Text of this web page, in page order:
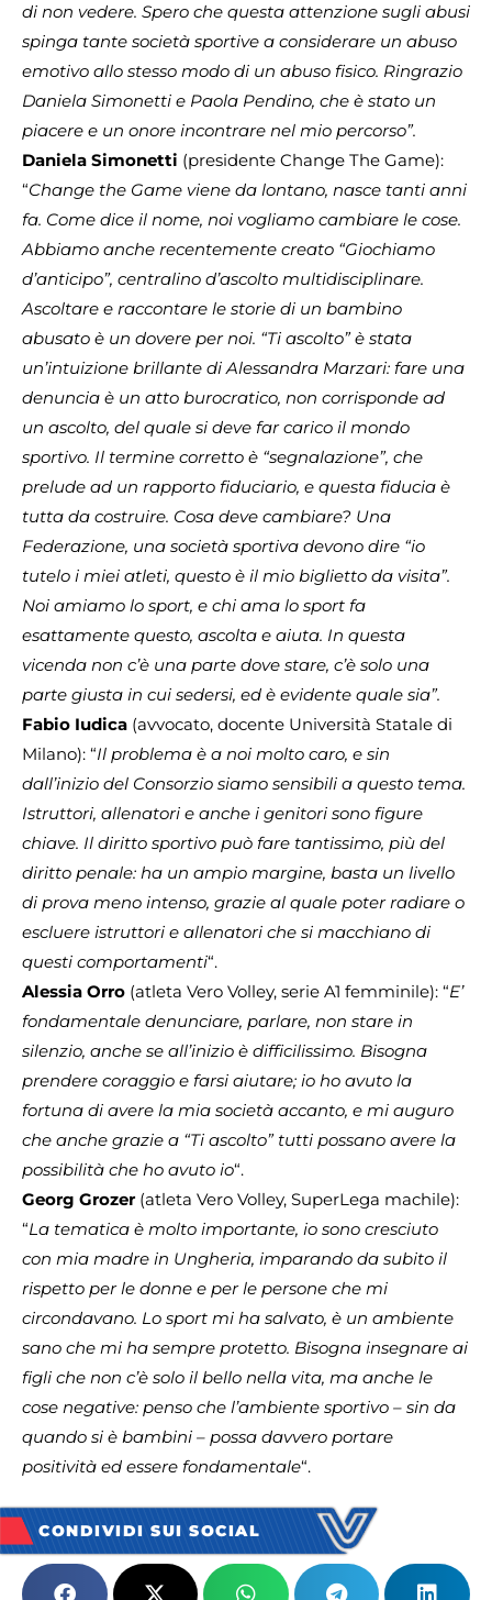
di non vedere. Spero che questa attenzione sugli abusi
spinga tante società sportive a considerare un abuso
emotivo allo stesso modo di un abuso fisico. Ringrazio
Daniela Simonetti e Paola Pendino, che è stato un
piacere e un onore incontrare nel mio percorso”.
Daniela Simonetti (presidente Change The Game):
“Change the Game viene da lontano, nasce tanti anni
fa. Come dice il nome, noi vogliamo cambiare le cose.
Abbiamo anche recentemente creato “Giochiamo
d’anticipo”, centralino d’ascolto multidisciplinare.
Ascoltare e raccontare le storie di un bambino
abusato è un dovere per noi. “Ti ascolto” è stata
un’intuizione brillante di Alessandra Marzari: fare una
denuncia è un atto burocratico, non corrisponde ad
un ascolto, del quale si deve far carico il mondo
sportivo. Il termine corretto è “segnalazione”, che
prelude ad un rapporto fiduciario, e questa fiducia è
tutta da costruire. Cosa deve cambiare? Una
Federazione, una società sportiva devono dire “io
tutelo i miei atleti, questo è il mio biglietto da visita”.
Noi amiamo lo sport, e chi ama lo sport fa
esattamente questo, ascolta e aiuta. In questa
vicenda non c’è una parte dove stare, c’è solo una
parte giusta in cui sedersi, ed è evidente quale sia”.
Fabio Iudica (avvocato, docente Università Statale di
Milano): “Il problema è a noi molto caro, e sin
dall’inizio del Consorzio siamo sensibili a questo tema.
Istruttori, allenatori e anche i genitori sono figure
chiave. Il diritto sportivo può fare tantissimo, più del
diritto penale: ha un ampio margine, basta un livello
di prova meno intenso, grazie al quale poter radiare o
escluere istruttori e allenatori che si macchiano di
questi comportamenti“.
Alessia Orro (atleta Vero Volley, serie A1 femminile): “E’
fondamentale denunciare, parlare, non stare in
silenzio, anche se all’inizio è difficilissimo. Bisogna
prendere coraggio e farsi aiutare; io ho avuto la
fortuna di avere la mia società accanto, e mi auguro
che anche grazie a “Ti ascolto” tutti possano avere la
possibilità che ho avuto io“.
Georg Grozer(atleta Vero Volley, SuperLega machile):
“La tematica è molto importante, io sono cresciuto
con mia madre in Ungheria, imparando da subito il
rispetto per le donne e per le persone che mi
circondavano. Lo sport mi ha salvato, è un ambiente
sano che mi ha sempre protetto. Bisogna insegnare ai
figli che non c’è solo il bello nella vita, ma anche le
cose negative: penso che l’ambiente sportivo – sin da
quando si è bambini – possa davvero portare
positività ed essere fondamentale“.
CONDIVIDI SUI SOCIAL